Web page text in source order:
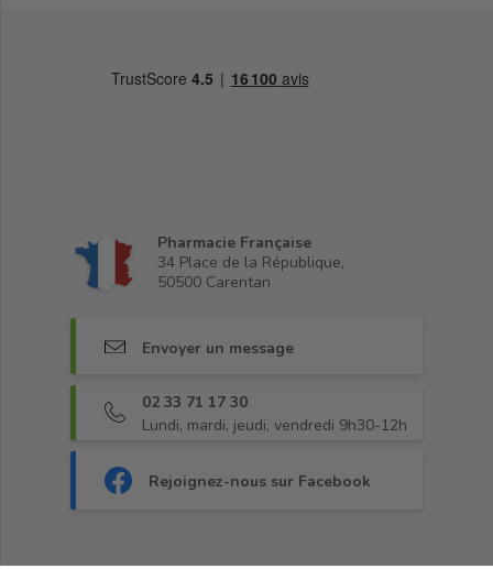
Pharmacie Française
34 Place de la République,
50500 Carentan
Envoyer un message
02 33 71 17 30
Lundi, mardi, jeudi, vendredi 9h30-12h
Rejoignez-nous sur Facebook